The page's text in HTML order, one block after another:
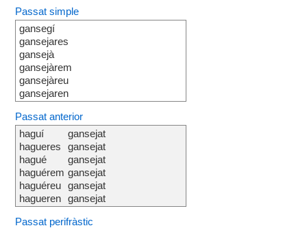
Passat simple
gansegí
gansejares
gansejà
gansejàrem
gansejàreu
gansejaren
Passat anterior
haguí
hagueres
hagué
haguérem
haguéreu
hagueren
gansejat
gansejat
gansejat
gansejat
gansejat
gansejat
Passat perifràstic